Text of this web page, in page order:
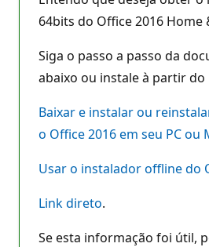
64bits do Office 2016 Home
Siga o passo a passo da
abaixo ou instale à partir
Baixar e instalar ou
o Office 2016 em seu PC ou
Usar o instalador offline do
Link direto.
Se esta informação foi útil,